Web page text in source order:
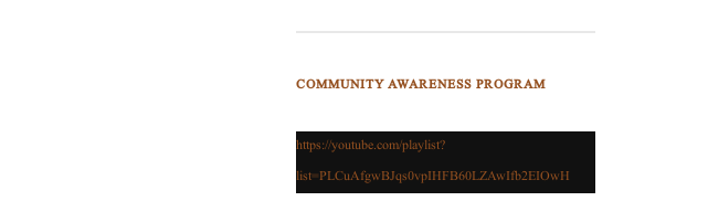
COMMUNITY AWARENESS PROGRAM
https://youtube.com/playlist?
list=PLCuAfgwBJqs0vpIHFB60LZAwIfb2EIOwH